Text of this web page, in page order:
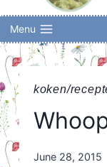
Menu
koken/
By
June 28, 2015